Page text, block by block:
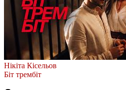
Нікіта Кісельов
Біт трембіт